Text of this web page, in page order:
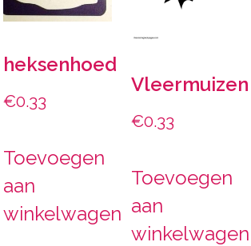
heksenhoed
€0.33
Toevoegen
aan
winkelwagen
Vleermuizen
€0.33
Toevoegen
aan
winkelwagen